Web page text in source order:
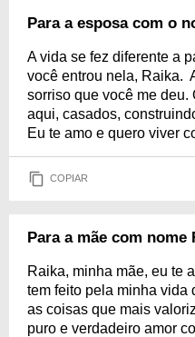
Para a esposa com o
A vida se fez diferente a
você entrou nela, Raika.
sorriso que você me deu.
aqui, casados,
Eu te amo e quero viver
COPIAR
Para a mãe com nome
Raika, minha mãe, eu te
tem feito pela minha vida
as coisas que mais
puro e verdadeiro amor